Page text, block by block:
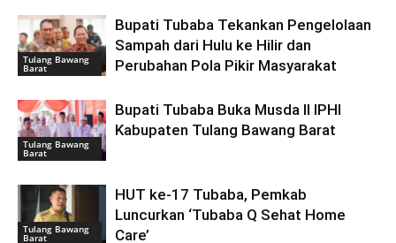
Tulang Bawang
Barat
Bupati Tubaba Tekankan Pengelolaan
Sampah dari Hulu ke Hilir dan
Perubahan Pola Pikir Masyarakat
Tulang Bawang
Barat
Bupati Tubaba Buka Musda II IPHI
Kabupaten Tulang Bawang Barat
Tulang Bawang
Barat
HUT ke-17 Tubaba, Pemkab
Luncurkan ‘Tubaba Q Sehat Home
Care’